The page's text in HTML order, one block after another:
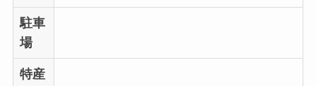
駐車
場
特産